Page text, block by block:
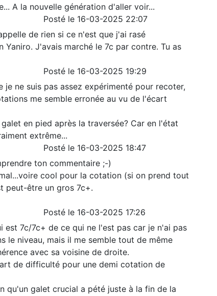
A la nouvelle génération d'aller voir...
Posté le 16-03-2025 22:07
de rien si ce n'est que j'ai rasé
J'avais marché le 7c par contre. Tu as
Posté le 16-03-2025 19:29
je ne suis pas assez expérimenté pour recoter,
me semble erronée au vu de l'écart
en pied après la traversée? Car en l'état
extrême...
Posté le 16-03-2025 18:47
ton commentaire ;-)
cool pour la cotation (si on prend tout
peut-être un gros 7c+.
Posté le 16-03-2025 17:26
est 7c/7c+ de ce qui ne l'est pas car je n'ai pas
le niveau, mais il me semble tout de même
avec sa voisine de droite.
de difficulté pour une demi cotation de
qu'un galet crucial a pété juste à la fin de la